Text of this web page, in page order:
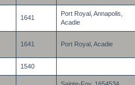
1641
Port Royal, Annapolis,
Acadie
1641 Port Royal, Acadie
1540